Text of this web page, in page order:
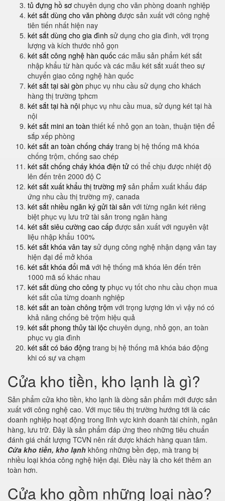
tủ đựng hồ sơ chuyên dụng cho văn phòng doanh nghiệp
két sắt dùng cho văn phòng được sản xuất với công nghệ
tiên tiến nhất hiện nay
két sắt dùng cho gia đình sử dụng cho gia đình, với trọng
lượng và kích thước nhỏ gọn
két sắt công nghệ hàn quốc các mẫu sản phẩm két sắt
nhập khẩu từ hàn quốc và các mẫu két sắt xuất theo sự
chuyển giao công nghệ hàn quốc
két sắt tại sài gòn phục vụ nhu cầu sử dụng cho khách
hàng thị trường tphcm
két sắt tại hà nội phục vụ nhu cầu mua, sử dụng két tại hà
nội
két sắt mini an toàn thiết kế nhỏ gọn an toàn, thuận tiện để
sắp xếp phòng
két sắt an toàn chống cháy trang bị hệ thống mã khóa
chống trộm, chống sao chép
két sắt chống cháy khóa điện tử có thể chịu được nhiệt độ
lên đến trên 2000 độ C
két sắt xuất khẩu thị trường mỹ sản phẩm xuất khẩu đáp
ứng nhu cầu thị trường mỹ, canada
két sắt nhiều ngăn ký gửi tài sản với từng ngăn két riêng
biệt phục vụ lưu trữ tài sản trong ngân hàng
két sắt siêu cường cao cấp được sản xuất với nguyên vật
liệu nhập khẩu 100%
két sắt khóa vân tay sử dụng công nghệ nhận dạng vân tay
hiện đại để mở khóa
két sắt khóa đổi mã với hệ thống mã khóa lên đến trên
1000 mã số khác nhau
két sắt dùng cho công ty phục vụ tốt cho nhu cầu chọn mua
két sắt của từng doanh nghiệp
két sắt an toàn chông trộm với trọng lượng lớn vì vậy nó có
khả năng chống bê trộm hiệu quả
két sắt phong thủy tài lộc chuyên dụng, nhỏ gọn, an toàn
phục vụ gia đình
két sắt có báo động trang bị hệ thống mã khóa báo động
khi có sự va chạm
Cửa kho tiền, kho lạnh là gì?
Sản phẩm cửa kho tiền, kho lạnh là dòng sản phẩm mới được sản
xuất với công nghệ cao. Với mục tiêu thị trường hướng tới là các
doanh nghiệp hoạt động trong lĩnh vực kinh doanh tài chính, ngân
hàng, lưu trữ. Đây là sản phẩm đáp ứng theo những tiêu chuẩn
đánh giá chất lượng TCVN nên rất được khách hàng quan tâm.
Cửa kho tiền, kho lạnh không những bền đẹp, mà trang bị
nhiều loại khóa công nghệ hiện đại. Điều này là cho két thêm an
toàn hơn.
Cửa kho gồm những loại nào?